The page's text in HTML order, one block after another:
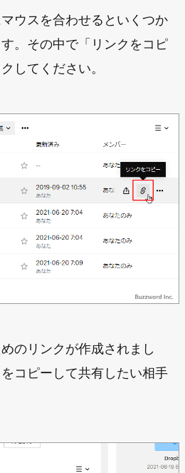
ウスを合わせるといくつか
。その中で「リンクをコピ
してください。
のリンクが作成されまし
コピーして共有したい相手